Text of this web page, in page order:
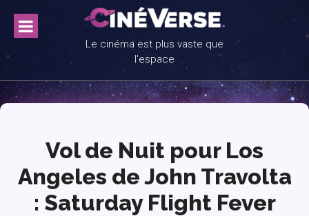
content
Le cinéma est plus vaste que
l'espace
Vol de Nuit pour Los
Angeles de John Travolta
: Saturday Flight Fever